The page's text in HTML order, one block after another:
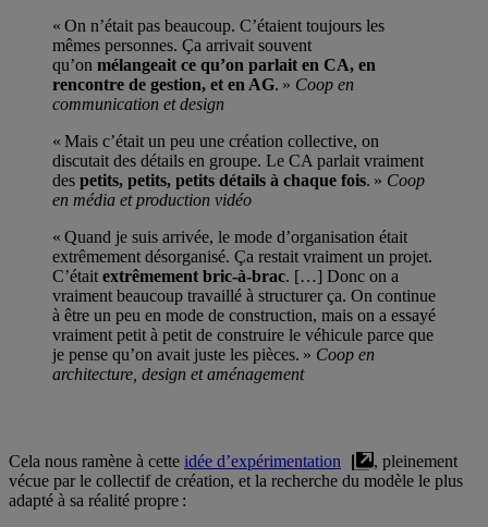
« On n’était pas beaucoup. C’étaient toujours les
mêmes personnes. Ça arrivait souvent
qu’on mélangeait ce qu’on parlait en CA, en
rencontre de gestion, et en AG. » Coop en
communication et design
« Mais c’était un peu une création collective, on
discutait des détails en groupe. Le CA parlait vraiment
des petits, petits, petits détails à chaque fois. » Coop
en média et production vidéo
« Quand je suis arrivée, le mode d’organisation était
extrêmement désorganisé. Ça restait vraiment un projet.
C’était extrêmement bric-à-brac. […] Donc on a
vraiment beaucoup travaillé à structurer ça. On continue
à être un peu en mode de construction, mais on a essayé
vraiment petit à petit de construire le véhicule parce que
je pense qu’on avait juste les pièces. » Coop en
architecture, design et aménagement
Cela nous ramène à cette idée d’expérimentation
, pleinement
vécue par le collectif de création, et la recherche du modèle le plus
adapté à sa réalité propre :